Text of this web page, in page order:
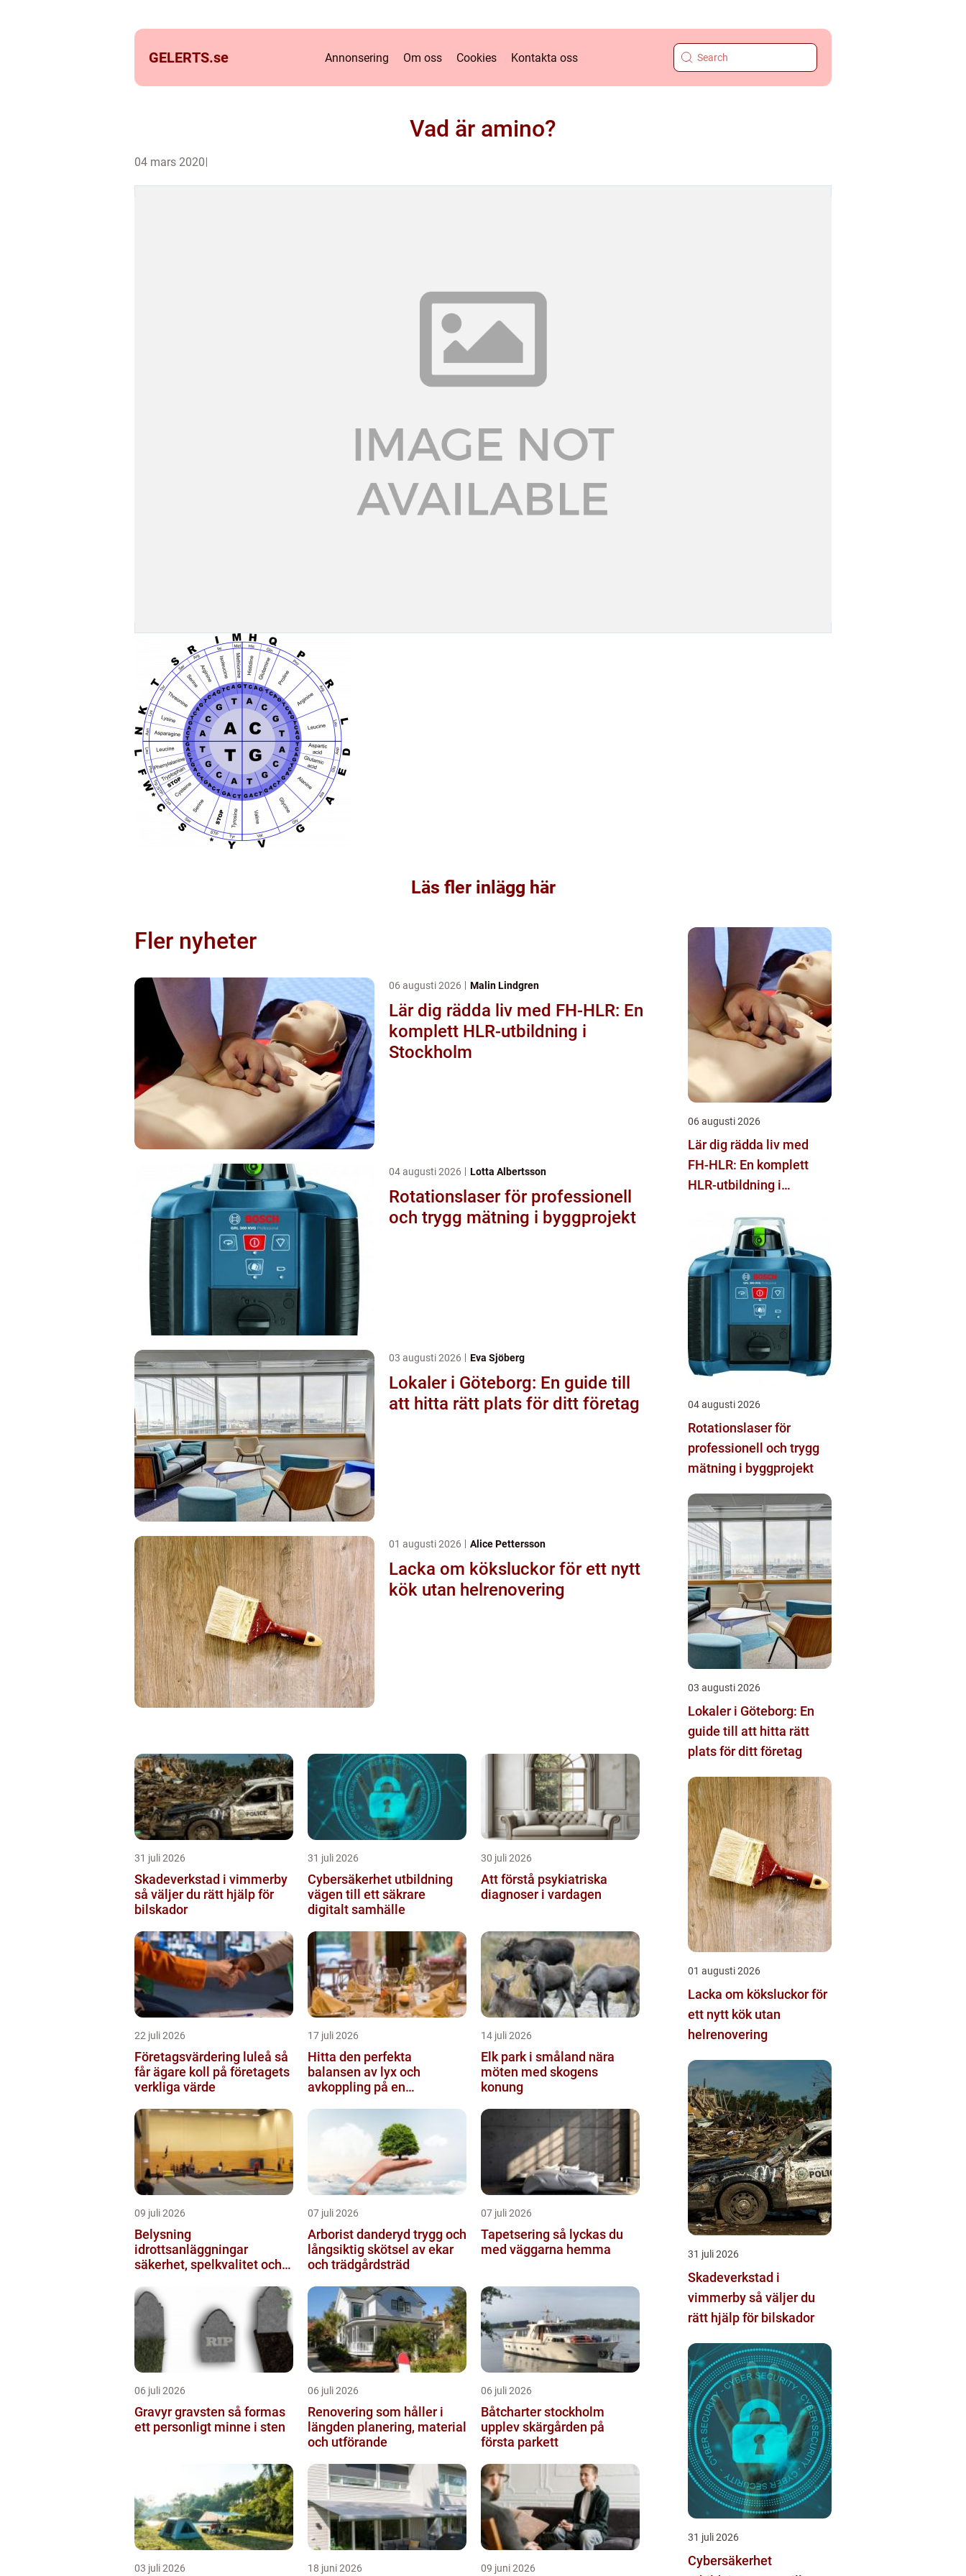
GELERTS.se Annonsering Om oss Cookies Kontakta oss
Vad är amino?
04 mars 2020
Läs fler inlägg här
Fler nyheter
06 augusti 2026 Malin Lindgren
Lär dig rädda liv med FH-HLR: En
komplett HLR-utbildning i
Stockholm
04 augusti 2026 Lotta Albertsson
Rotationslaser för professionell
och trygg mätning i byggprojekt
03 augusti 2026 Eva Sjöberg
Lokaler i Göteborg: En guide till
att hitta rätt plats för ditt företag
01 augusti 2026 Alice Pettersson
Lacka om köksluckor för ett nytt
kök utan helrenovering
31 juli 2026
Skadeverkstad i vimmerby
så väljer du rätt hjälp för
bilskador
31 juli 2026
Cybersäkerhet utbildning
vägen till ett säkrare
digitalt samhälle
30 juli 2026
Att förstå psykiatriska
diagnoser i vardagen
22 juli 2026
Företagsvärdering luleå så
får ägare koll på företagets
verkliga värde
17 juli 2026
Hitta den perfekta
balansen av lyx och
avkoppling på en
14 juli 2026
Elk park i småland nära
möten med skogens
konung
09 juli 2026
Belysning
idrottsanläggningar
säkerhet, spelkvalitet och
07 juli 2026
Arborist danderyd trygg och
långsiktig skötsel av ekar
och trädgårdsträd
07 juli 2026
Tapetsering så lyckas du
med väggarna hemma
06 juli 2026
Gravyr gravsten så formas
ett personligt minne i sten
06 juli 2026
Renovering som håller i
längden planering, material
och utförande
06 juli 2026
Båtcharter stockholm
upplev skärgården på
första parkett
03 juli 2026 18 juni 2026 09 juni 2026
06 augusti 2026
Lär dig rädda liv med
FH-HLR: En komplett
HLR-utbildning i
04 augusti 2026
Rotationslaser för
professionell och trygg
mätning i byggprojekt
03 augusti 2026
Lokaler i Göteborg: En
guide till att hitta rätt
plats för ditt företag
01 augusti 2026
Lacka om köksluckor för
ett nytt kök utan
helrenovering
31 juli 2026
Skadeverkstad i
vimmerby så väljer du
rätt hjälp för bilskador
31 juli 2026
Cybersäkerhet